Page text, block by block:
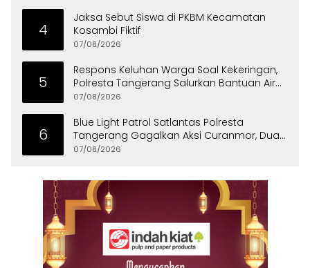
4
Jaksa Sebut Siswa di PKBM Kecamatan
Kosambi Fiktif
07/08/2026
5
Respons Keluhan Warga Soal Kekeringan,
Polresta Tangerang Salurkan Bantuan Air
Bersih ke Panongan
07/08/2026
6
Blue Light Patrol Satlantas Polresta
Tangerang Gagalkan Aksi Curanmor, Dua
Pria Diamankan
07/08/2026